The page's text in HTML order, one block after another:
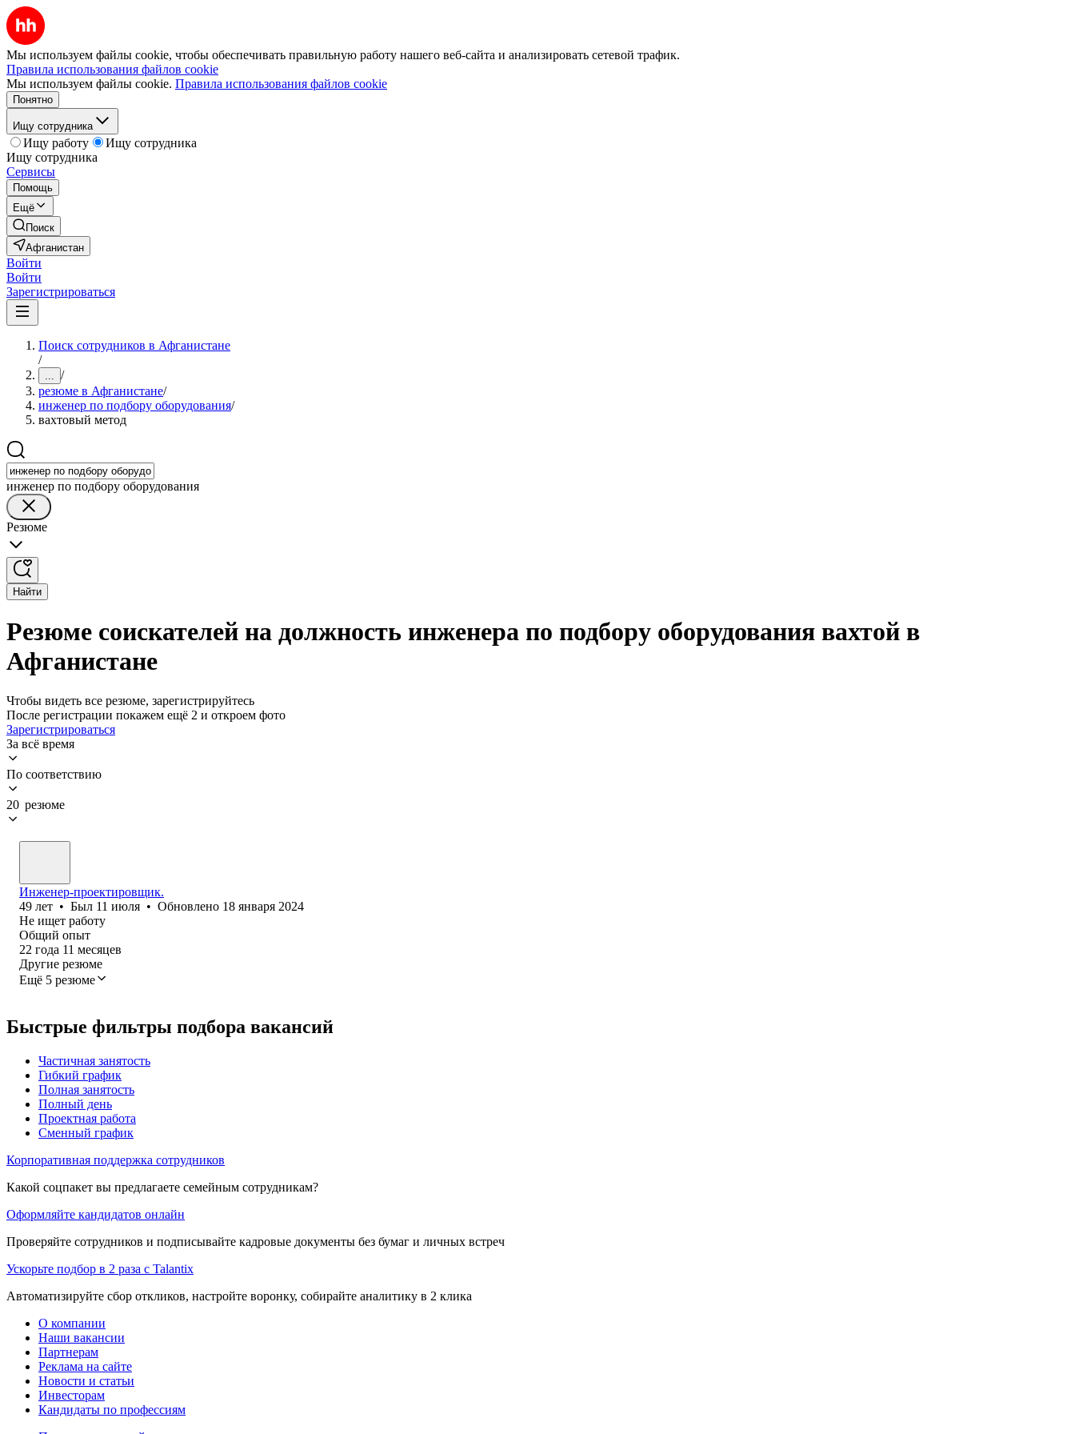
Мы используем файлы cookie, чтобы обеспечивать правильную работу нашего веб-сайта и анализировать сетевой трафик.
Правила использования файлов cookie
Мы используем файлы cookie. Правила использования файлов cookie
Понятно
Ищу сотрудника
Ищу работу
Ищу сотрудника
Ищу сотрудника
Сервисы
Помощь
Ещё
Поиск
Афганистан
Войти
Войти
Зарегистрироваться
Поиск сотрудников в Афганистане
/
... /
резюме в Афганистане/
инженер по подбору оборудования/
вахтовый метод
инженер по подбору оборудования
Резюме
Найти
Резюме соискателей на должность инженера по подбору оборудования вахтой в
Афганистане
Чтобы видеть все резюме, зарегистрируйтесь
После регистрации покажем ещё 2 и откроем фото
Зарегистрироваться
За всё время
По соответствию
20 резюме
Инженер-проектировщик.
49 лет • Был 11 июля • Обновлено 18 января 2024
Не ищет работу
Общий опыт
22 года 11 месяцев
Другие резюме
Ещё 5 резюме
Быстрые фильтры подбора вакансий
Частичная занятость
Гибкий график
Полная занятость
Полный день
Проектная работа
Сменный график
Корпоративная поддержка сотрудников
Какой соцпакет вы предлагаете семейным сотрудникам?
Оформляйте кандидатов онлайн
Проверяйте сотрудников и подписывайте кадровые документы без бумаг и личных встреч
Ускорьте подбор в 2 раза с Talantix
Автоматизируйте сбор откликов, настройте воронку, собирайте аналитику в 2 клика
О компании
Наши вакансии
Партнерам
Реклама на сайте
Новости и статьи
Инвесторам
Кандидаты по профессиям